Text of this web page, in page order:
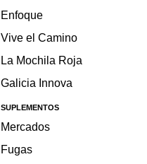
Enfoque
Vive el Camino
La Mochila Roja
Galicia Innova
SUPLEMENTOS
Mercados
Fugas